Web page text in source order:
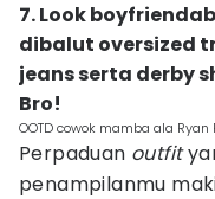
7. Look
dibalut oversized
jeans serta derby
Bro!
OOTD cowok mamba ala
Perpaduan outfit
penampilanmu